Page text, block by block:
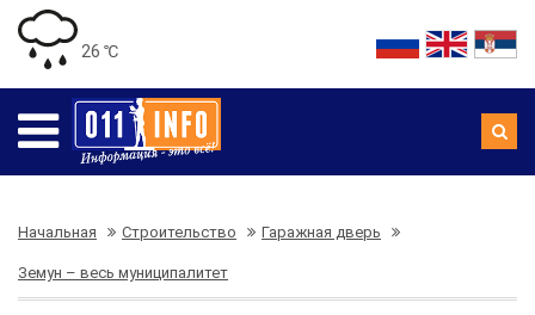
26 ℃
Начальная Строительство Гаражная дверь
Земун – весь муниципалитет